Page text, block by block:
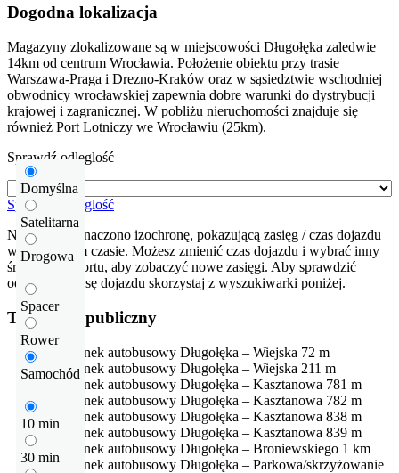
Dogodna lokalizacja
Magazyny zlokalizowane są w miejscowości Długołęka zaledwie
14km od centrum Wrocławia. Położenie obiektu przy trasie
Warszawa-Praga i Drezno-Kraków oraz w sąsiedztwie wschodniej
obwodnicy wrocławskiej zapewnia dobre warunki do dystrybucji
krajowej i zagranicznej. W pobliżu nieruchomości znajduje się
również Port Lotniczy we Wrocławiu (25km).
Domyślna
Satelitarna
Drogowa
Spacer
Rower
Samochód
10 min
30 min
Sprawdź odleglość
Sprawdź odleglość
Na mapie zaznaczono izochronę, pokazującą zasięg / czas dojazdu
w określonym czasie. Możesz zmienić czas dojazdu i wybrać inny
środek transportu, aby zobaczyć nowe zasięgi. Aby sprawdzić
odłegłość i trasę dojazdu skorzystaj z wyszukiwarki poniżej.
Transport publiczny
Przystanek autobusowy Długołęka – Wiejska 72 m
Przystanek autobusowy Długołęka – Wiejska 211 m
Przystanek autobusowy Długołęka – Kasztanowa 781 m
Przystanek autobusowy Długołęka – Kasztanowa 782 m
Przystanek autobusowy Długołęka – Kasztanowa 838 m
Przystanek autobusowy Długołęka – Kasztanowa 839 m
Przystanek autobusowy Długołęka – Broniewskiego 1 km
Przystanek autobusowy Długołęka – Parkowa/skrzyżowanie